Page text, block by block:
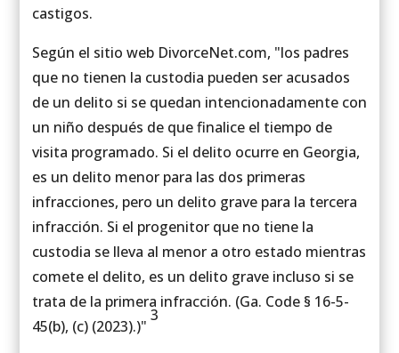
castigos.
Según el sitio web DivorceNet.com, "los padres
que no tienen la custodia pueden ser acusados
de un delito si se quedan intencionadamente con
un niño después de que finalice el tiempo de
visita programado. Si el delito ocurre en Georgia,
es un delito menor para las dos primeras
infracciones, pero un delito grave para la tercera
infracción. Si el progenitor que no tiene la
custodia se lleva al menor a otro estado mientras
comete el delito, es un delito grave incluso si se
trata de la primera infracción. (Ga. Code § 16-5-
45(b), (c) (2023).)"
3